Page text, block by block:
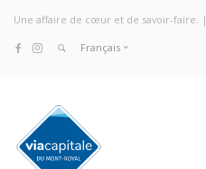
Une affaire de cœur et de savoir-faire. |
Français